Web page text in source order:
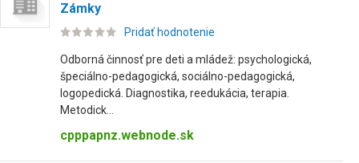
Zámky
Pridať hodnotenie
Odborná činnosť pre deti a mládež: psychologická,
špeciálno-pedagogická, sociálno-pedagogická,
logopedická. Diagnostika, reedukácia, terapia.
Metodick...
cpppapnz.webnode.sk